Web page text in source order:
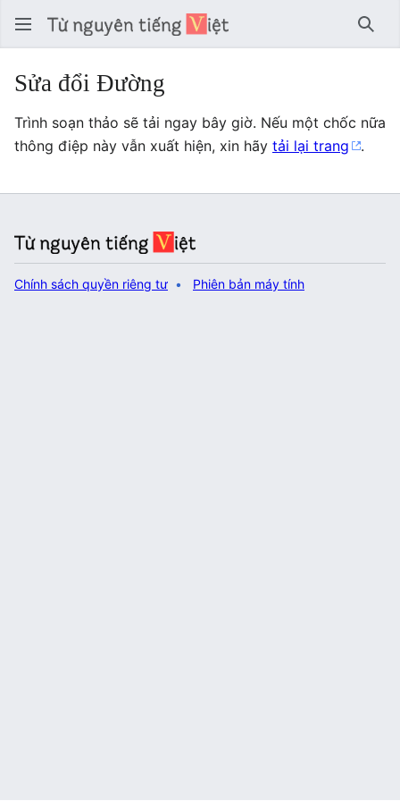
Tìm
Sửa đổi Đường
Trình soạn thảo sẽ tải ngay bây giờ. Nếu một chốc nữa
thông điệp này vẫn xuất hiện, xin hãy tải lại trang .
Chính sách quyền riêng tư Phiên bản máy tính